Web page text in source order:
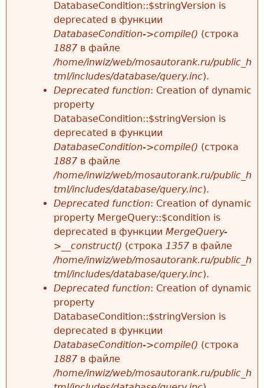
DatabaseCondition::$stringVersion is
deprecated в функции
DatabaseCondition->compile() (строка
1887 в файле
/home/inwiz/web/mosautorank.ru/public_h
tml/includes/database/query.inc).
Deprecated function: Creation of dynamic
property
DatabaseCondition::$stringVersion is
deprecated в функции
DatabaseCondition->compile() (строка
1887 в файле
/home/inwiz/web/mosautorank.ru/public_h
tml/includes/database/query.inc).
Deprecated function: Creation of dynamic
property MergeQuery::$condition is
deprecated в функции MergeQuery-
>__construct() (строка 1357 в файле
/home/inwiz/web/mosautorank.ru/public_h
tml/includes/database/query.inc).
Deprecated function: Creation of dynamic
property
DatabaseCondition::$stringVersion is
deprecated в функции
DatabaseCondition->compile() (строка
1887 в файле
/home/inwiz/web/mosautorank.ru/public_h